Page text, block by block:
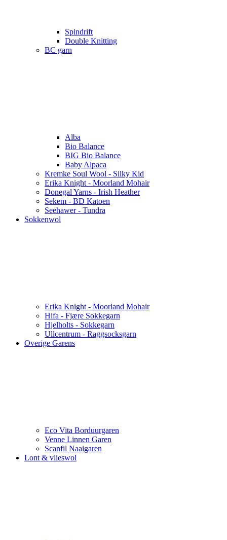
Spindrift
Double Knitting
BC garn
Alba
Bio Balance
BIG Bio Balance
Baby Alpaca
Kremke Soul Wool - Silky Kid
Erika Knight - Moorland Mohair
Donegal Yarns - Irish Heather
Sekem - BD Katoen
Seehawer - Tundra
Sokkenwol
Erika Knight - Moorland Mohair
Hifa - Fjære Sokkegarn
Hjelholts - Sokkegarn
Ullcentrum - Raggsocksgarn
Overige Garens
Eco Vita Borduurgaren
Venne Linnen Garen
Scanfil Naaigaren
Lont & vlieswol